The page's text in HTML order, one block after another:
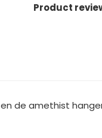
Product
de amethist